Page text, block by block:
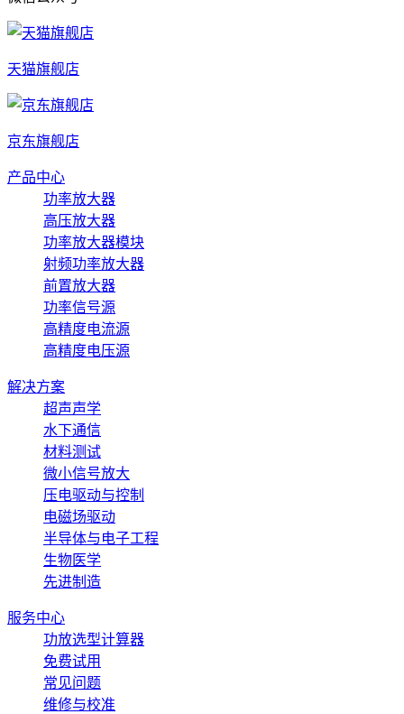
天猫旗舰店
京东旗舰店
产品中心
功率放大器
高压放大器
功率放大器模块
射频功率放大器
前置放大器
功率信号源
高精度电流源
高精度电压源
解决方案
超声声学
水下通信
材料测试
微小信号放大
压电驱动与控制
电磁场驱动
半导体与电子工程
生物医学
先进制造
服务中心
功放选型计算器
免费试用
常见问题
维修与校准